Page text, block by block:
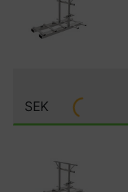
SEK